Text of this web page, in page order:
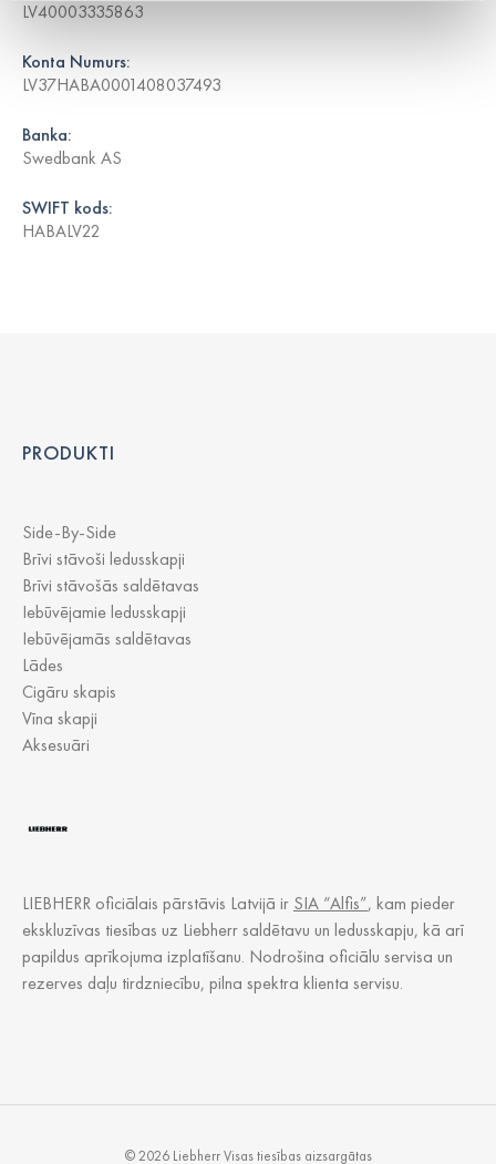
LV40003335863
Konta Numurs:
LV37HABA0001408037493
Banka:
Swedbank AS
SWIFT kods:
HABALV22
LIEBHERR oficiālais pārstāvis Latvijā ir SIA “Alfis”, kam pieder
ekskluzīvas tiesības uz Liebherr saldētavu un ledusskapju, kā arī
papildus aprīkojuma izplatīšanu. Nodrošina oficiālu servisa un
rezerves daļu tirdzniecību, pilna spektra klienta servisu.
PRODUKTI
Side-By-Side
Brīvi stāvoši ledusskapji
Brīvi stāvošās saldētavas
Iebūvējamie ledusskapji
Iebūvējamās saldētavas
Lādes
Cigāru skapis
Vīna skapji
Aksesuāri
© 2026 Liebherr Visas tiesības aizsargātas